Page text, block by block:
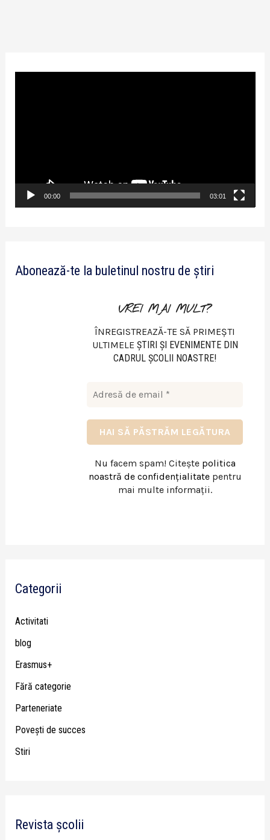
o
00:00 03:01
Abonează-te la buletinul nostru de știri
VREI MAI MULT?
ÎNREGISTREAZĂ-TE SĂ PRIMEȘTI
ULTIMELE ŞTIRI ŞI EVENIMENTE DIN
CADRUL ŞCOLII NOASTRE!
Nu facem spam! Citește politica
noastră de confidențialitatepentru
mai multe informații.
Categorii
Activitati
blog
Erasmus+
Fără categorie
Parteneriate
Poveşti de succes
Stiri
Revista școlii